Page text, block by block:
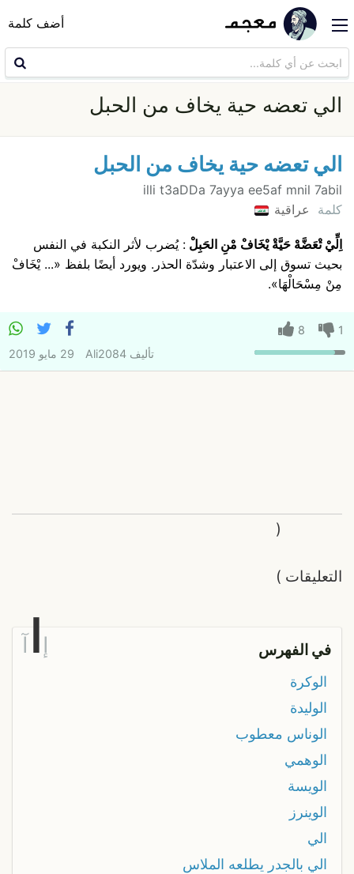
أضف كلمة
الي تعضه حية يخاف من الحبل
الي تعضه حية يخاف من الحبل
illi t3aDDa 7ayya ee5af mnil 7abil
كلمة
عراقية
اِلِّيْ تْعَضَّهْ حَيَّةْ يْخَافْ مْنِ الحَبِلْ : يُضرب لأثر النكبة في النفس
بحيث تسوق إلى الاعتبار وشدّة الحذر. ويورد أيضًا بلفظ «... يْخَافْ
مِنْ مِسْحَالْهَا».
1
8
تأليفAli2084 29 مايو 2019
التعليقات
(
)
في الفهرس إ آ
الوكرة
الوليدة
الوناس معطوب
الوهمي
الويسة
الوينرز
الي
الي بالجدر يطلعه الملاس